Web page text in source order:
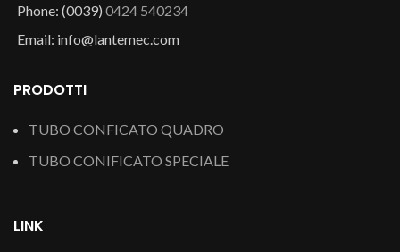
Phone: (0039) 0424 540234
Email: info@lantemec.com
PRODOTTI
TUBO CONFICATO QUADRO
TUBO CONIFICATO SPECIALE
LINK